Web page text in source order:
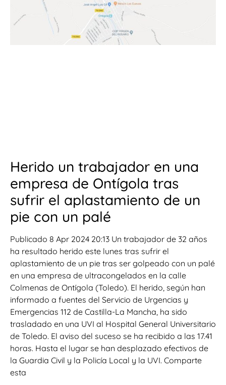
Herido un trabajador en una
empresa de Ontígola tras
sufrir el aplastamiento de un
pie con un palé
Publicado 8 Apr 2024 20:13 Un trabajador de 32 años
ha resultado herido este lunes tras sufrir el
aplastamiento de un pie tras ser golpeado con un palé
en una empresa de ultracongelados en la calle
Colmenas de Ontígola (Toledo). El herido, según han
informado a fuentes del Servicio de Urgencias y
Emergencias 112 de Castilla-La Mancha, ha sido
trasladado en una UVI al Hospital General Universitario
de Toledo. El aviso del suceso se ha recibido a las 17.41
horas. Hasta el lugar se han desplazado efectivos de
la Guardia Civil y la Policía Local y la UVI. Comparte
esta